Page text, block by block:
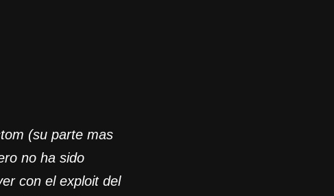
(su parte mas
no ha sido
con el exploit del